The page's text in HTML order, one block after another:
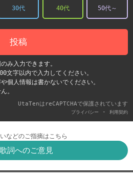
30代 40代 50代～
投稿
み入力できます。
文字以内で入力してください。
個人情報は書かないでください。
。
UtaTenはreCAPTCHAで保護されています
プライバシー - 利用契約
などのご指摘はこちら
詞へのご意見